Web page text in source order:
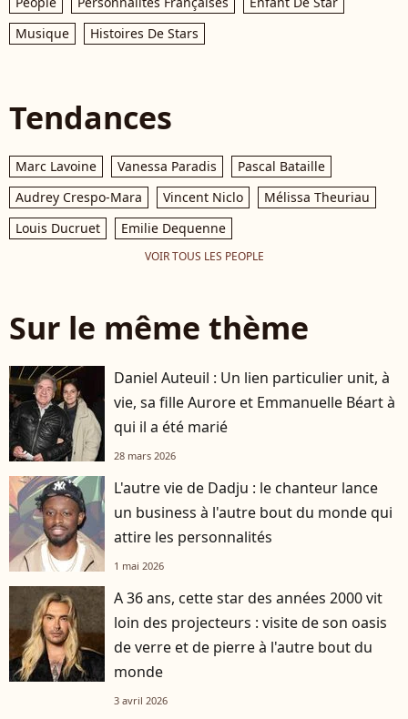
Musique
Histoires De Stars
Tendances
Marc Lavoine Vanessa Paradis
Pascal Bataille
Audrey Crespo-Mara
Vincent Niclo
Mélissa Theuriau
Louis Ducruet
Emilie Dequenne
VOIR TOUS LES PEOPLE
Sur le même thème
Daniel Auteuil : Un lien particulier unit, à
vie, sa fille Aurore et Emmanuelle Béart à
qui il a été marié
28 mars 2026
L'autre vie de Dadju : le chanteur lance
un business à l'autre bout du monde qui
attire les personnalités
1 mai 2026
A 36 ans, cette star des années 2000 vit
loin des projecteurs : visite de son oasis
de verre et de pierre à l'autre bout du
monde
3 avril 2026